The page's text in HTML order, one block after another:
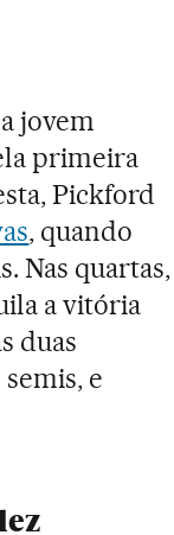
jovem
primeira
Pickford
, quando
Nas quartas,
a vitória
duas
semis, e